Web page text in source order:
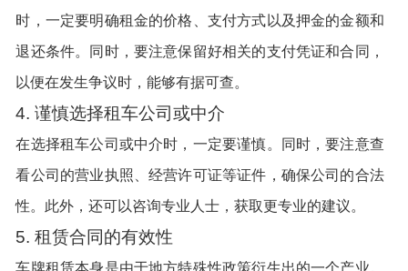
时，一定要明确租金的价格、支付方式以及押金的金额和
退还条件。同时，要注意保留好相关的支付凭证和合同，
以便在发生争议时，能够有据可查。
4. 谨慎选择租车公司或中介
在选择租车公司或中介时，一定要谨慎。同时，要注意查
看公司的营业执照、经营许可证等证件，确保公司的合法
性。此外，还可以咨询专业人士，获取更专业的建议。
5. 租赁合同的有效性
车牌租赁本身是由于地方特殊性政策衍生出的一个产业。